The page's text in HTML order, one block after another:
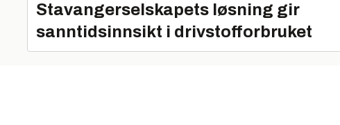
Stavangerselskapets løsning gir
sanntidsinnsikt i drivstofforbruket